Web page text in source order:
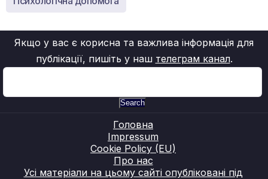
Якщо у вас є корисна та важлива інформація для
публікації, пишіть у наш телеграм канал.
Search
Головна
Impressum
Cookie Policy (EU)
Про нас
Усі матеріали на цьому сайті опубліковані під